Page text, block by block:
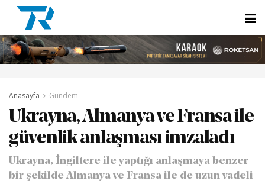
Anasayfa Gündem
Ukrayna, Almanya ve Fransa ile
güvenlik anlaşması imzaladı
Ukrayna, İngiltere ile yaptığı anlaşmaya benzer
bir şekilde Almanya ve Fransa ile de uzun vadeli